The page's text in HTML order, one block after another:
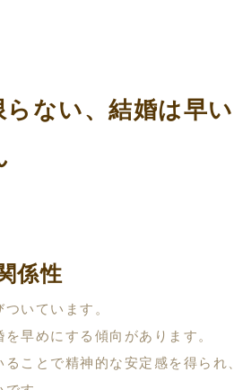
ない、結婚は早い
係性
いています。
早めにする傾向があります。
ことで精神的な安定感を得られ